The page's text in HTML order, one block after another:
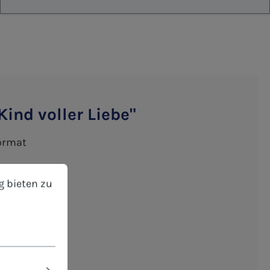
voller Liebe"
zu können.
bieten zu